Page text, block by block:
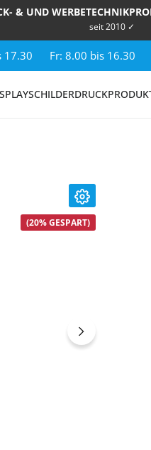
& UND
seit 2010 ✓
17.30 Fr: 8.00 bis 16.30
SCHILDER
(20% GESPART)